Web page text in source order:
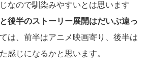
なので馴染みやすいとは思います
後半のストーリー展開はだいぶ違っ
は、前半はアニメ映画寄り、後半は
感じになるかと思います。